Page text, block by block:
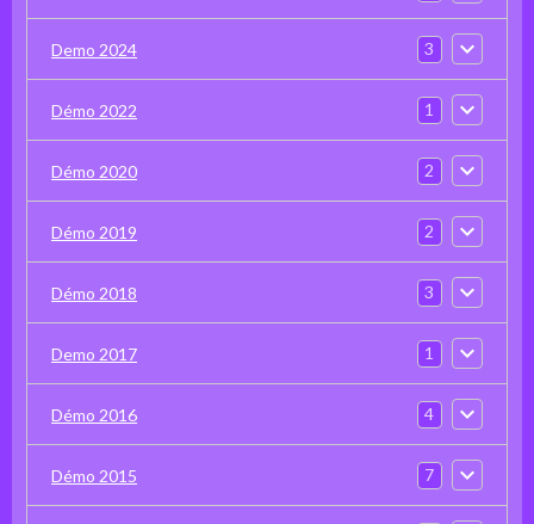
Demo 2024 3
Démo 2022 1
Démo 2020 2
Démo 2019 2
Démo 2018 3
Demo 2017 1
Démo 2016 4
Démo 2015 7